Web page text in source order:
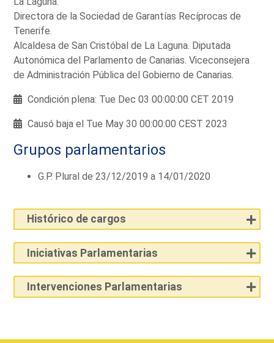
Directora de la Sociedad de Garantías Recíprocas de
Tenerife.
Alcaldesa de San Cristóbal de La Laguna. Diputada
Autonómica del Parlamento de Canarias. Viceconsejera
de Administración Pública del Gobierno de Canarias.
Condición plena: Tue Dec 03 00:00:00 CET 2019
Causó baja el Tue May 30 00:00:00 CEST 2023
Grupos parlamentarios
G.P. Plural de 23/12/2019 a 14/01/2020
Histórico de cargos
Iniciativas Parlamentarias
Intervenciones Parlamentarias